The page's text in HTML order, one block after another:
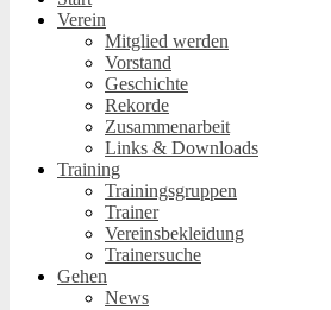
Verein
Mitglied werden
Vorstand
Geschichte
Rekorde
Zusammenarbeit
Links & Downloads
Training
Trainingsgruppen
Trainer
Vereinsbekleidung
Trainersuche
Gehen
News